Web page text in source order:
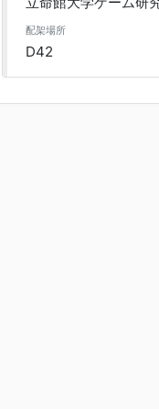
配架場所
D42